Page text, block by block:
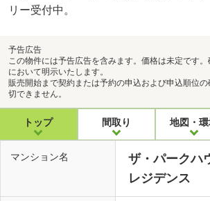
リー受付中。
予告広告
この物件には予告広告を含みます。価格は未定です
において明示いたします。
販売開始まで契約または予約の申込および申込順位
切できません。
トップ 間取り 地図・
マンション名
ザ・パークハ
レジデンス